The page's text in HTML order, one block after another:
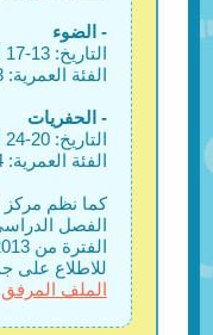
- الضوء
التاريخ: 13-17 أبريل
الفئة العمرية: 13 عام
- الحفريات
التاريخ: 20-24 أبريل
الفئة العمرية: 14 عام
كما نظم مركز
للاطلاع على
الملف المرفق